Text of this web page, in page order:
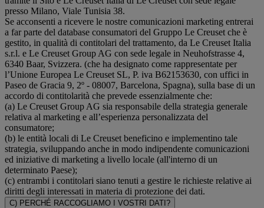
presso Milano, Viale Tunisia 38.
Se acconsenti a ricevere le nostre comunicazioni marketing entrerai
a far parte del database consumatori del Gruppo Le Creuset che è
gestito, in qualità di contitolari del trattamento, da Le Creuset Italia
s.r.l. e Le Creuset Group AG con sede legale in Neuhofstrasse 4,
6340 Baar, Svizzera. (che ha designato come rappresentate per
l’Unione Europea Le Creuset SL, P. iva B62153630, con uffici in
Paseo de Gracia 9, 2º - 08007, Barcelona, Spagna), sulla base di un
accordo di contitolarità che prevede essenzialmente che:
(a) Le Creuset Group AG sia responsabile della strategia generale
relativa al marketing e all’esperienza personalizzata del
consumatore;
(b) le entità locali di Le Creuset beneficino e implementino tale
strategia, sviluppando anche in modo indipendente comunicazioni
ed iniziative di marketing a livello locale (all'interno di un
determinato Paese);
(c) entrambi i contitolari siano tenuti a gestire le richieste relative ai
diritti degli interessati in materia di protezione dei dati.
C) PERCHÉ RACCOGLIAMO I VOSTRI DATI?